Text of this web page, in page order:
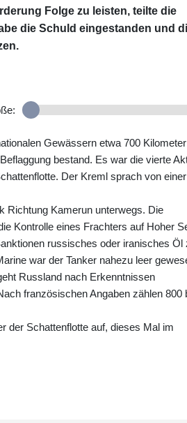
Folge zu leisten, teilte die
die Schuld eingestanden und
Gewässern etwa 700 Kilometer
bestand. Es war die vierte
Der Kreml sprach von einer
Richtung Kamerun unterwegs. Die
Kontrolle eines Frachters auf Hoher
russisches oder iranisches Öl
war der Tanker nahezu leer
Russland nach Erkenntnissen
französischen Angaben zählen 800
der Schattenflotte auf, dieses Mal im